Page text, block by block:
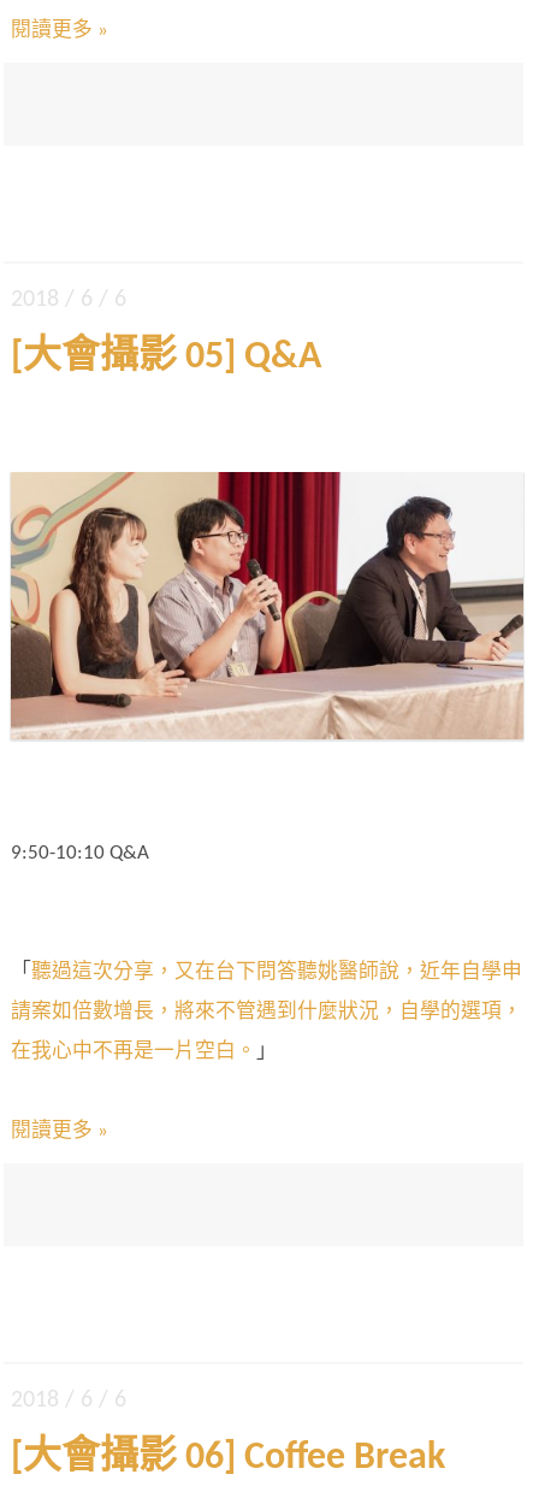
閱讀更多 »
2018 / 6 / 6
[大會攝影 05] Q&A
9:50-10:10 Q&A
「 聽過這次分享，又在台下問答聽姚醫師說，近年自學申
請案如倍數增長，將來不管遇到什麼狀況，自學的選項，
在我心中不再是一片空白。 」
閱讀更多 »
2018 / 6 / 6
[大會攝影 06] Coffee Break